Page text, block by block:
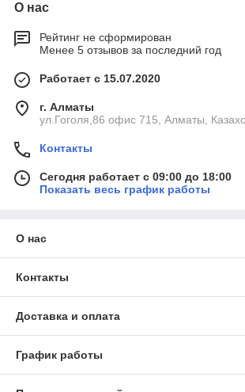
О нас
Рейтинг не сформирован
Менее 5 отзывов за последний год
Работает с 15.07.2020
г. Алматы
ул.Гоголя,86 офис 715, Алматы,
Контакты
Сегодня работает с 09:00 до 18:00
Показать весь график работы
О нас
Контакты
Доставка и оплата
График работы